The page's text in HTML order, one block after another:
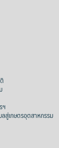
ฯ
สู่เกษตรอุตสาหกรรม